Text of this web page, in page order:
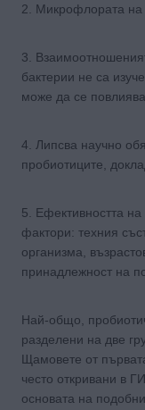
2. Микрофлората на
3.
бактерии не са
може да се
4. Липсва научно
пробиотиците,
5. Ефективността
фактори: техния
организма,
принадлежност на
Най-общо,
разделени на две
Щамовете от
често откривани в
основата на